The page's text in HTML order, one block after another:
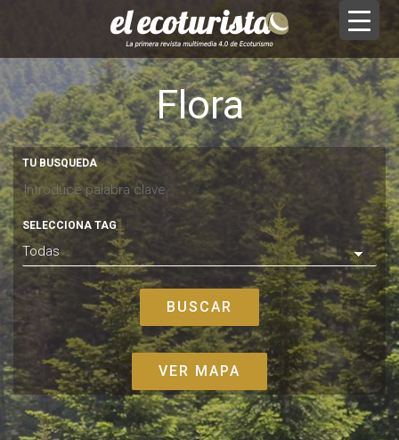
Flora
TU BUSQUEDA
SELECCIONA TAG
VER MAPA